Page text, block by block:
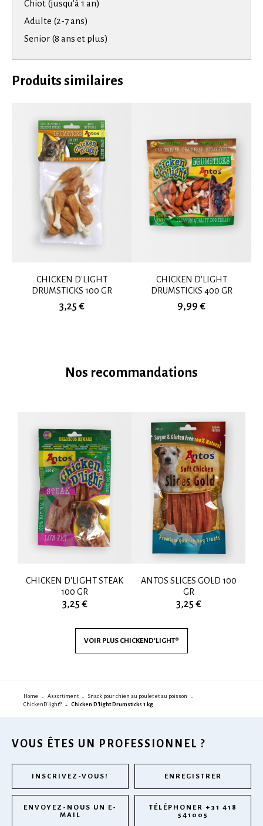
Chiot (jusqu'à 1 an)
Adulte (2-7 ans)
Senior (8 ans et plus)
Produits similaires
CHICKEN D'LIGHT
DRUMSTICKS 100 GR
3,25 €
CHICKEN D'LIGHT
DRUMSTICKS 400 GR
9,99 €
Nos recommandations
CHICKEN D'LIGHT STEAK
100 GR
3,25 €
ANTOS SLICES GOLD 100
GR
3,25 €
VOIR PLUS CHICKEND'LIGHT®
Home Assortiment
Snack pour chien au poulet et au poisson
ChickenD'light®
Chicken D'light Drumsticks 1 kg
VOUS ÊTES UN PROFESSIONNEL ?
INSCRIVEZ-VOUS! ENREGISTRER
ENVOYEZ-NOUS UN E-
MAIL
TÉLÉPHONER +31 418
541005